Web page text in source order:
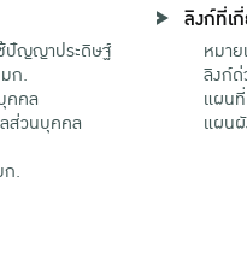
ปัญญาประดิษฐ์
ก.
คคล
ส่วนบุคคล
.
ลิงก์ที่เ
หมา
ลิงก์
แผน
แผนผั